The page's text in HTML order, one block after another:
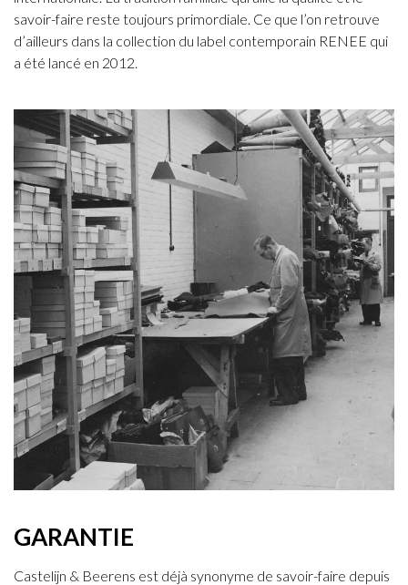
savoir-faire reste toujours primordiale. Ce que l’on retrouve
d’ailleurs dans la collection du label contemporain RENEE qui
a été lancé en 2012.
GARANTIE
Castelijn & Beerens est déjà synonyme de savoir-faire depuis